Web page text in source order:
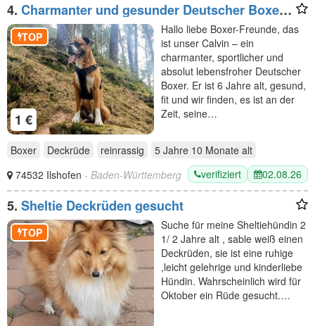
4. Charmanter und gesunder Deutscher Boxer
Deckrüde sucht passende Boxer-Hündin
1 €
TOP
Hallo liebe Boxer-Freunde, das
ist unser Calvin – ein
charmanter, sportlicher und
absolut lebensfroher Deutscher
Boxer. Er ist 6 Jahre alt, gesund,
fit und wir finden, es ist an der
Zeit, seine…
Boxer Deckrüde reinrassig 5 Jahre 10 Monate alt
74532 Ilshofen - Baden-Württemberg verifiziert 02.08.26
5. Sheltie Deckrüden gesucht
TOP
Suche für meine Sheltiehündin 2
1/ 2 Jahre alt , sable weiß einen
Deckrüden, sie ist eine ruhige
,leicht gelehrige und kinderliebe
Hündin. Wahrscheinlich wird für
Oktober ein Rüde gesucht.…